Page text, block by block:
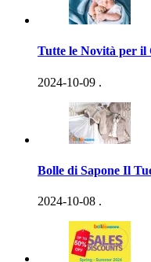
Tutte le Novità per il
2024-10-09 .
Bolle di Sapone Il
2024-10-08 .